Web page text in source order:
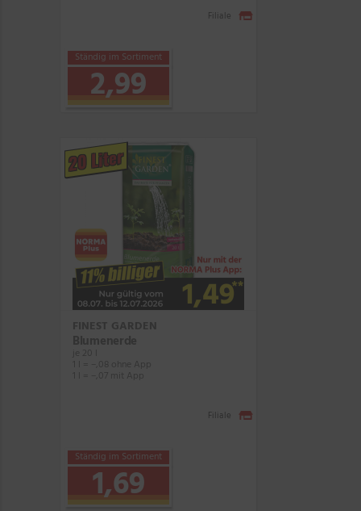
Ständig im Sortiment
2,99
Filiale
20 Liter
FINEST GARDEN
Blumenerde
1 l = –,08 ohne App
1 l = –,07 mit App
Ständig im Sortiment
1,69
Filiale